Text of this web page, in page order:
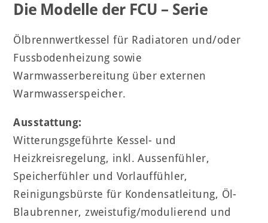
Die Modelle der FCU – Serie
Ölbrennwertkessel für Radiatoren und/oder
Fussbodenheizung sowie
Warmwasserbereitung über externen
Warmwasserspeicher.
Ausstattung:
Witterungsgeführte Kessel- und
Heizkreisregelung, inkl. Aussenfühler,
Speicherfühler und Vorlauffühler,
Reinigungsbürste für Kondensatleitung, Öl-
Blaubrenner, zweistufig/modulierend und